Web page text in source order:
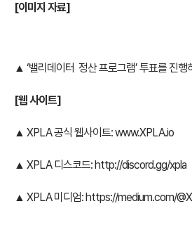
[이미지 자료]
▲ ‘밸리데이터 정산 프로그램’ 투표를 진
[웹 사이트]
▲ XPLA 공식 웹사이트:www.XPLA.io
▲ XPLA 디스코드:http://discord.gg/xpla
▲ XPLA 미디엄:https://medium.com/